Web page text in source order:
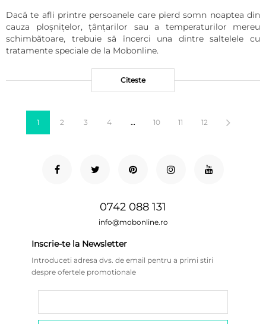
Dacă te afli printre persoanele care pierd somn noaptea din
cauza ploșnițelor, țânțarilor sau a temperaturilor mereu
schimbătoare, trebuie să încerci una dintre saltelele cu
tratamente speciale de la Mobonline.
Citeste
1 2 3 4 … 10 11 12
0742 088 131
info@mobonline.ro
Inscrie-te la Newsletter
Introduceti adresa dvs. de email pentru a primi stiri
despre ofertele promotionale